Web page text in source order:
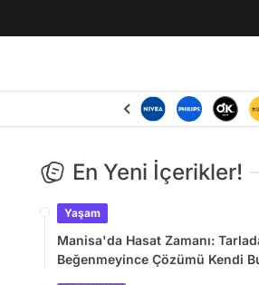
En Yeni İçerikler!
Yaşam
Manisa'da Hasat Zamanı:
Beğenmeyince Çözümü Kendi